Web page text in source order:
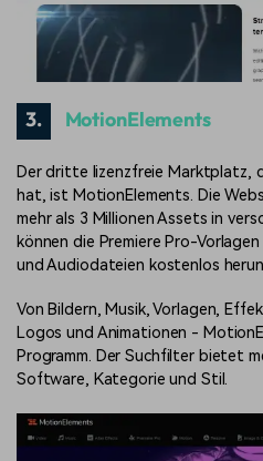
3. MotionElements
Der dritte lizenzfreie Marktplatz,
hat, ist MotionElements. Die
mehr als 3 Millionen Assets in
können die Premiere Pro-
und Audiodateien kostenlos
Von Bildern, Musik, Vorlagen,
Logos und Animationen -
Programm. Der Suchfilter bietet
Software, Kategorie und Stil.